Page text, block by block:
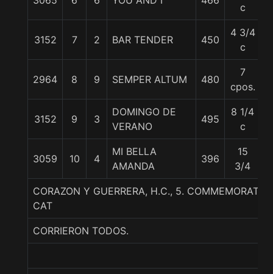
c
3152 7 2 BAR TENDER 450
4 3/4
c
2964 8 9 SEMPER ALTUM 480
7
cpos.
3152 9 3
DOMINGO DE
VERANO
495
8 1/4
c
3059 10 4
MI BELLA
AMANDA
396
15
3/4
CORAZON Y GUERRERA, H.C., 5.
CAT
CORRIERON TODOS.